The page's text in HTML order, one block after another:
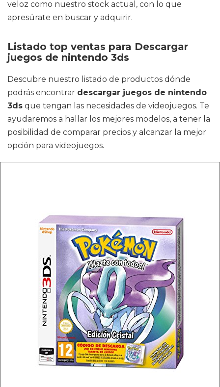
veloz como nuestro stock actual, con lo que
apresúrate en buscar y adquirir.
Listado top ventas para Descargar
juegos de nintendo 3ds
Descubre nuestro listado de productos dónde
podrás encontrar descargar juegos de nintendo
3ds que tengan las necesidades de videojuegos. Te
ayudaremos a hallar los mejores modelos, a tener la
posibilidad de comparar precios y alcanzar la mejor
opción para videojuegos.